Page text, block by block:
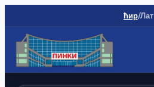
ћир/Лат